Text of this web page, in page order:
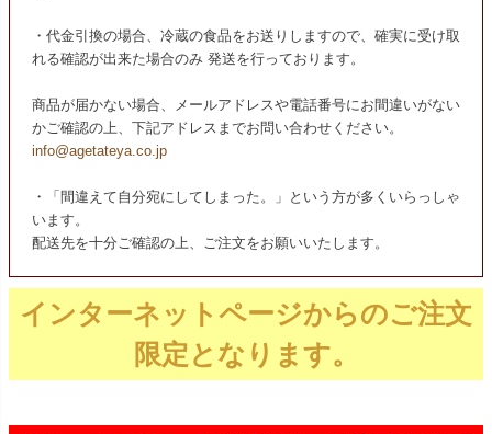
・代金引換の場合、冷蔵の食品をお送りしますので、確実に受け取
れる確認が出来た場合のみ 発送を行っております。
商品が届かない場合、メールアドレスや電話番号にお間違いがない
かご確認の上、下記アドレスまでお問い合わせください。
info@agetateya.co.jp
・「間違えて自分宛にしてしまった。」という方が多くいらっしゃ
います。
配送先を十分ご確認の上、ご注文をお願いいたします。
インターネットページからのご注文
限定となります。